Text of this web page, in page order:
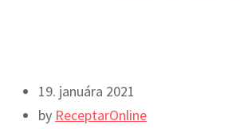
19. januára 2021
by ReceptarOnline